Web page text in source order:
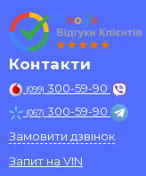
Контакти
(099) 300-59-90
(067) 300-59-90
Замовити дзвінок
Запит на VIN